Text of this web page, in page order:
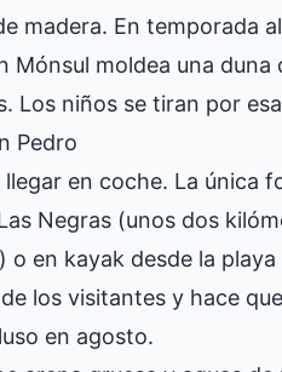
madera. En temporada
Mónsul moldea una
Los niños se tiran por
Pedro
llegar en coche. La única
Negras (unos dos
o en kayak desde la
los visitantes y hace
en agosto.